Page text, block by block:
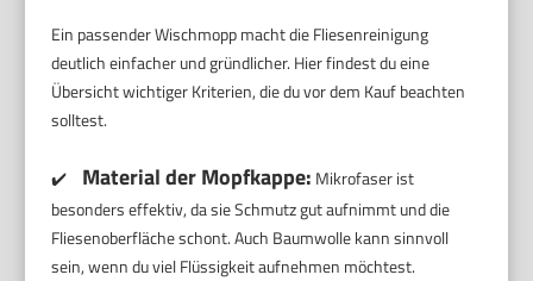
Ein passender Wischmopp macht die Fliesenreinigung
deutlich einfacher und gründlicher. Hier findest du eine
Übersicht wichtiger Kriterien, die du vor dem Kauf beachten
solltest.
✔️ Material der Mopfkappe: Mikrofaser ist
besonders effektiv, da sie Schmutz gut aufnimmt und die
Fliesenoberfläche schont. Auch Baumwolle kann sinnvoll
sein, wenn du viel Flüssigkeit aufnehmen möchtest.